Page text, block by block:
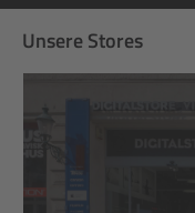
Unsere Stores